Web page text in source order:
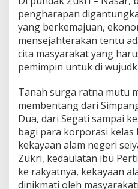
pengharapan
yang berkemajuan,
mensejahterakan tentu
cita masyarakat yang
pemimpin untuk di
Tanah surga ratna mutu
membentang dari
Dua, dari Segati sampai
bagi para korporasi kelas
kekayaan alam negeri
Zukri, kedaulatan ibu
ke rakyatnya, kekayaan
dinikmati oleh